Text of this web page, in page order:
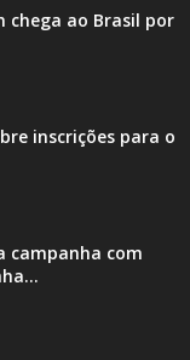
chega ao Brasil por
inscrições para o
campanha com